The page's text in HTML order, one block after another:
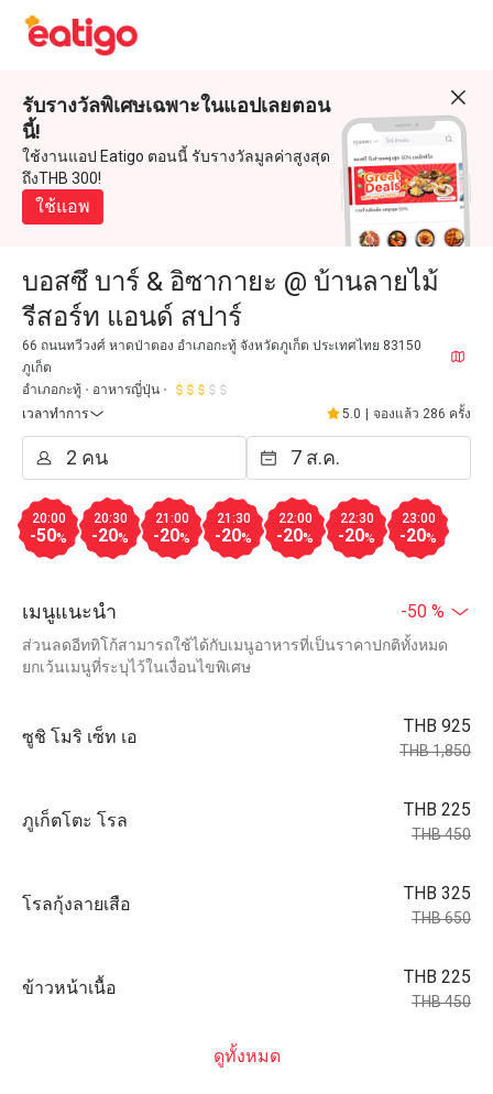
รับรางวัลพิเศษเฉพาะในแอปเลยตอน
นี้!
ใช้งานแอป Eatigo ตอนนี้ รับรางวัลมูลค่าสูงสุด
ถึงTHB 300!
ใช้แอพ
บอสซึ บาร์ & อิซากายะ @ บ้านลายไม้
รีสอร์ท แอนด์ สปาร์
66 ถนนทวีวงศ์ หาดป่าตอง อำเภอกะทู้ จังหวัดภูเก็ต ประเทศไทย 83150
ภูเก็ต
อำเภอกะทู้
อาหารญี่ปุ่น
เวลาทำการ
5.0 จองแล้ว 286 ครั้ง
20:00
-50%
20:30
-20%
21:00
-20%
21:30
-20%
22:00
-20%
22:30
-20%
23:00
-20%
เมนูแนะนำ -50 %
ส่วนลดอีททิโก้สามารถใช้ได้กับเมนูอาหารที่เป็นราคาปกติทั้งหมด
ยกเว้นเมนูที่ระบุไว้ในเงื่อนไขพิเศษ
ซูชิ โมริ เซ็ท เอ
THB 925
THB 1,850
ภูเก็ตโตะ โรล
THB 225
THB 450
โรลกุ้งลายเสือ
THB 325
THB 650
ข้าวหน้าเนื้อ
THB 225
THB 450
ดูทั้งหมด